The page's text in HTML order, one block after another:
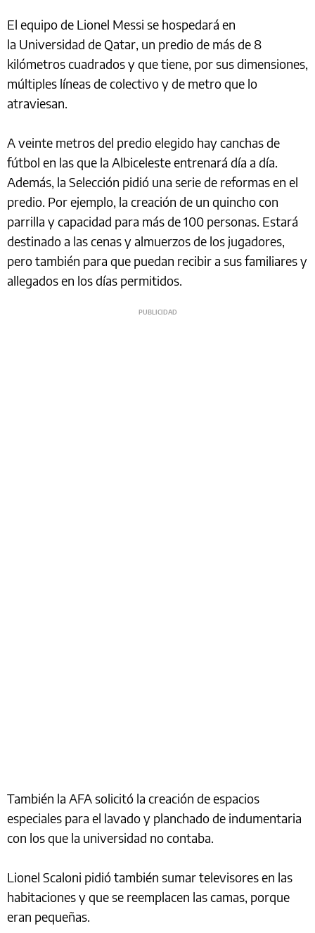
El equipo de Lionel Messi se hospedará en
la Universidad de Qatar, un predio de más de 8
kilómetros cuadrados y que tiene, por sus dimensiones,
múltiples líneas de colectivo y de metro que lo
atraviesan.
A veinte metros del predio elegido hay canchas de
fútbol en las que la Albiceleste entrenará día a día.
Además, la Selección pidió una serie de reformas en el
predio. Por ejemplo, la creación de un quincho con
parrilla y capacidad para más de 100 personas. Estará
destinado a las cenas y almuerzos de los jugadores,
pero también para que puedan recibir a sus familiares y
allegados en los días permitidos.
También la AFA solicitó la creación de espacios
especiales para el lavado y planchado de indumentaria
con los que la universidad no contaba.
Lionel Scaloni pidió también sumar televisores en las
habitaciones y que se reemplacen las camas, porque
eran pequeñas.